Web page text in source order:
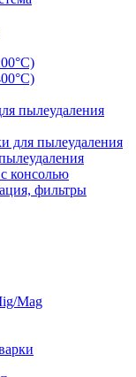
пылеудаления
для пылеудаления
консолью
фильтры
Mag